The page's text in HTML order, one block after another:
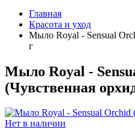
Главная
Красота и уход
Мыло Royal - Sensual
г
Мыло Royal -
(Чувственная
Нет в наличии